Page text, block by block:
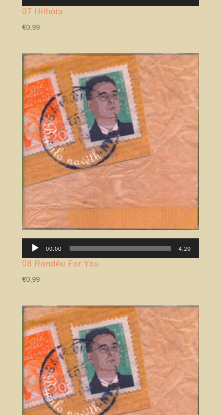
07 Hilhòta
€0,99
Lector
00:00 4:20
08 Rondèu For You
€0,99